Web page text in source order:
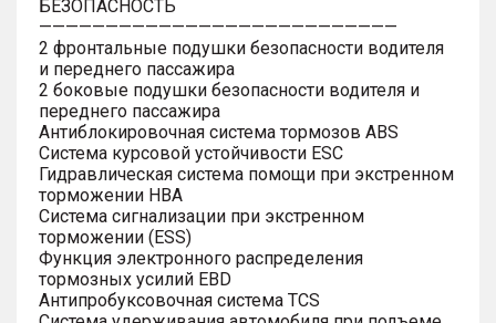
БЕЗОПАСНОСТЬ
———————————————————————————
2 фронтальные подушки безопасности водителя
и переднего пассажира
2 боковые подушки безопасности водителя и
переднего пассажира
Антиблокировочная система тормозов ABS
Система курсовой устойчивости ESC
Гидравлическая система помощи при экстренном
торможении HBA
Система сигнализации при экстренном
торможении (ESS)
Функция электронного распределения
тормозных усилий EBD
Антипробуксовочная система TCS